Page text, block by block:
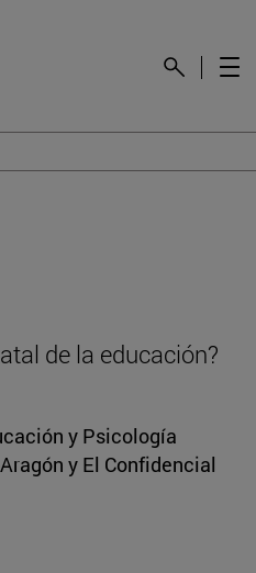
de la educación?
y Psicología
y El Confidencial